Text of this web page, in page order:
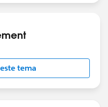
tema